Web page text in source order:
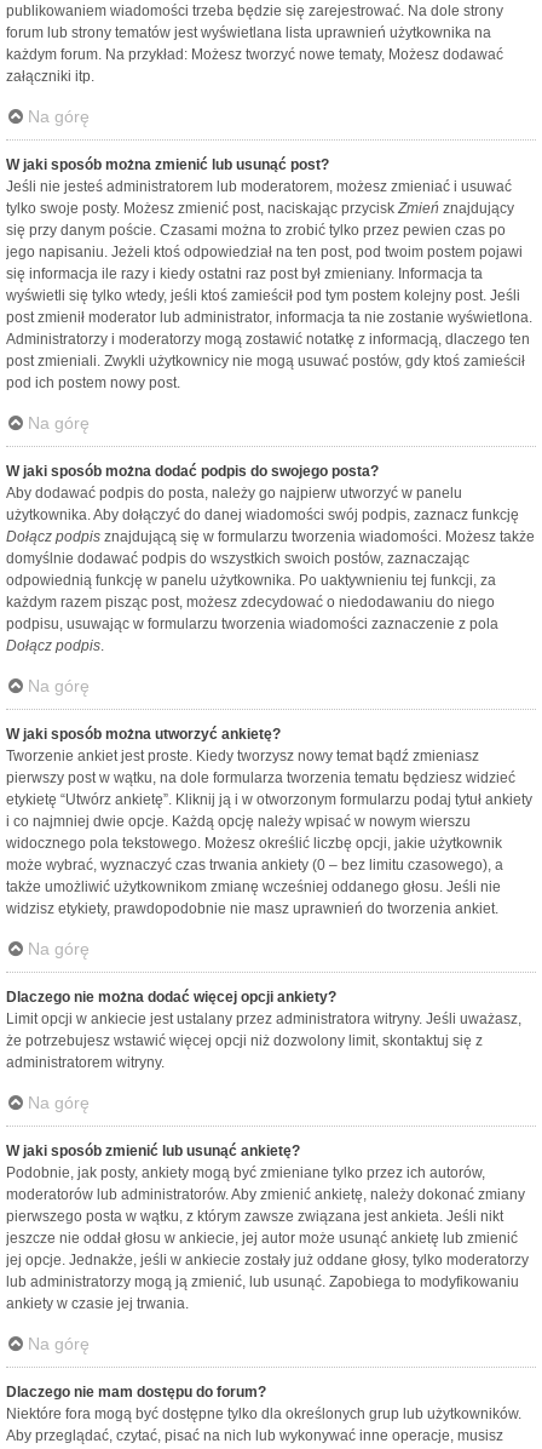
publikowaniem wiadomości trzeba będzie się zarejestrować. Na dole strony
forum lub strony tematów jest wyświetlana lista uprawnień użytkownika na
każdym forum. Na przykład: Możesz tworzyć nowe tematy, Możesz dodawać
załączniki itp.
Na górę
W jaki sposób można zmienić lub usunąć post?
Jeśli nie jesteś administratorem lub moderatorem, możesz zmieniać i usuwać
tylko swoje posty. Możesz zmienić post, naciskając przycisk Zmień znajdujący
się przy danym poście. Czasami można to zrobić tylko przez pewien czas po
jego napisaniu. Jeżeli ktoś odpowiedział na ten post, pod twoim postem pojawi
się informacja ile razy i kiedy ostatni raz post był zmieniany. Informacja ta
wyświetli się tylko wtedy, jeśli ktoś zamieścił pod tym postem kolejny post. Jeśli
post zmienił moderator lub administrator, informacja ta nie zostanie wyświetlona.
Administratorzy i moderatorzy mogą zostawić notatkę z informacją, dlaczego ten
post zmieniali. Zwykli użytkownicy nie mogą usuwać postów, gdy ktoś zamieścił
pod ich postem nowy post.
Na górę
W jaki sposób można dodać podpis do swojego posta?
Aby dodawać podpis do posta, należy go najpierw utworzyć w panelu
użytkownika. Aby dołączyć do danej wiadomości swój podpis, zaznacz funkcję
Dołącz podpis znajdującą się w formularzu tworzenia wiadomości. Możesz także
domyślnie dodawać podpis do wszystkich swoich postów, zaznaczając
odpowiednią funkcję w panelu użytkownika. Po uaktywnieniu tej funkcji, za
każdym razem pisząc post, możesz zdecydować o niedodawaniu do niego
podpisu, usuwając w formularzu tworzenia wiadomości zaznaczenie z pola
Dołącz podpis.
Na górę
W jaki sposób można utworzyć ankietę?
Tworzenie ankiet jest proste. Kiedy tworzysz nowy temat bądź zmieniasz
pierwszy post w wątku, na dole formularza tworzenia tematu będziesz widzieć
etykietę “Utwórz ankietę”. Kliknij ją i w otworzonym formularzu podaj tytuł ankiety
i co najmniej dwie opcje. Każdą opcję należy wpisać w nowym wierszu
widocznego pola tekstowego. Możesz określić liczbę opcji, jakie użytkownik
może wybrać, wyznaczyć czas trwania ankiety (0 – bez limitu czasowego), a
także umożliwić użytkownikom zmianę wcześniej oddanego głosu. Jeśli nie
widzisz etykiety, prawdopodobnie nie masz uprawnień do tworzenia ankiet.
Na górę
Dlaczego nie można dodać więcej opcji ankiety?
Limit opcji w ankiecie jest ustalany przez administratora witryny. Jeśli uważasz,
że potrzebujesz wstawić więcej opcji niż dozwolony limit, skontaktuj się z
administratorem witryny.
Na górę
W jaki sposób zmienić lub usunąć ankietę?
Podobnie, jak posty, ankiety mogą być zmieniane tylko przez ich autorów,
moderatorów lub administratorów. Aby zmienić ankietę, należy dokonać zmiany
pierwszego posta w wątku, z którym zawsze związana jest ankieta. Jeśli nikt
jeszcze nie oddał głosu w ankiecie, jej autor może usunąć ankietę lub zmienić
jej opcje. Jednakże, jeśli w ankiecie zostały już oddane głosy, tylko moderatorzy
lub administratorzy mogą ją zmienić, lub usunąć. Zapobiega to modyfikowaniu
ankiety w czasie jej trwania.
Na górę
Dlaczego nie mam dostępu do forum?
Niektóre fora mogą być dostępne tylko dla określonych grup lub użytkowników.
Aby przeglądać, czytać, pisać na nich lub wykonywać inne operacje, musisz